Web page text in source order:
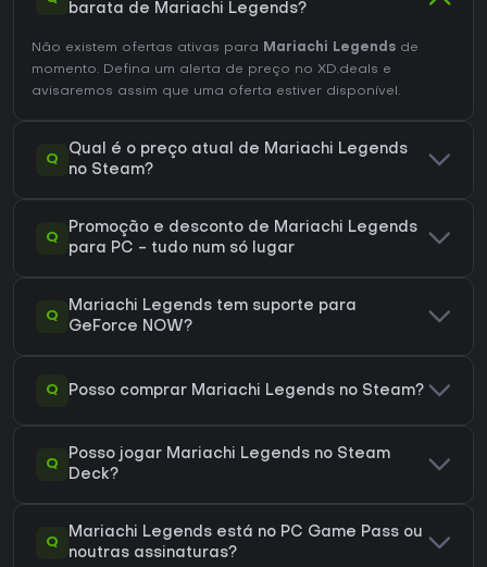
barata de Mariachi Legends?
Não existem ofertas ativas para Mariachi Legends de
momento. Defina um alerta de preço no XD.deals e
avisaremos assim que uma oferta estiver disponível.
Q
Qual é o preço atual de Mariachi Legends
no Steam?
Q
Promoção e desconto de Mariachi Legends
para PC - tudo num só lugar
Q
Mariachi Legends tem suporte para
GeForce NOW?
Q Posso comprar Mariachi Legends no Steam?
Q
Posso jogar Mariachi Legends no Steam
Deck?
Q
Mariachi Legends está no PC Game Pass ou
noutras assinaturas?